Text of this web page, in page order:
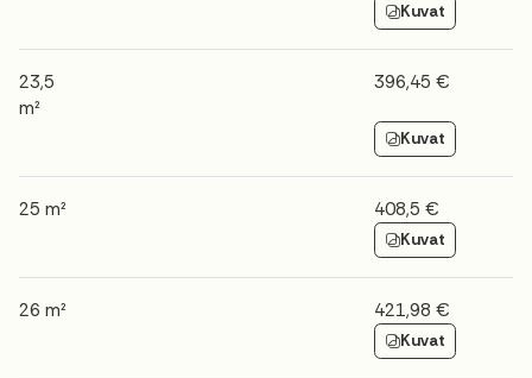
Kuvat
23,5
m²
396,45 €
Kuvat
25 m² 408,5 €
Kuvat
26 m² 421,98 €
Kuvat